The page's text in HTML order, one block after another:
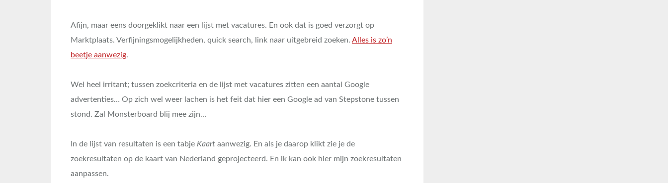
Afijn, maar eens doorgeklikt naar een lijst met vacatures. En ook dat is goed verzorgt op
Marktplaats. Verfijningsmogelijkheden, quick search, link naar uitgebreid zoeken. Alles is zo’n
beetje aanwezig.
Wel heel irritant; tussen zoekcriteria en de lijst met vacatures zitten een aantal Google
advertenties… Op zich wel weer lachen is het feit dat hier een Google ad van Stepstone tussen
stond. Zal Monsterboard blij mee zijn…
In de lijst van resultaten is een tabje Kaart aanwezig. En als je daarop klikt zie je de
zoekresultaten op de kaart van Nederland geprojecteerd. En ik kan ook hier mijn zoekresultaten
aanpassen.